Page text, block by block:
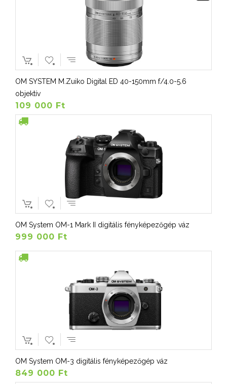
OM SYSTEM M.Zuiko Digital ED 40-150mm f/4.0-5.6
objektív
109 000 Ft
OM System OM-1 Mark II digitális fényképezőgép váz
999 000 Ft
OM System OM-3 digitális fényképezőgép váz
849 000 Ft